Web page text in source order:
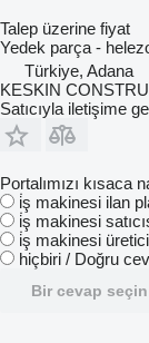
Talep üzerine fiyat
Yedek parça -
Türkiye, Adana
KESKIN
Satıcıyla iletişime
Portalımızı kısaca
i̇ş makinesi ilan
i̇ş makinesi
i̇ş makinesi
hiçbiri / Doğru
Bir cevap seçin